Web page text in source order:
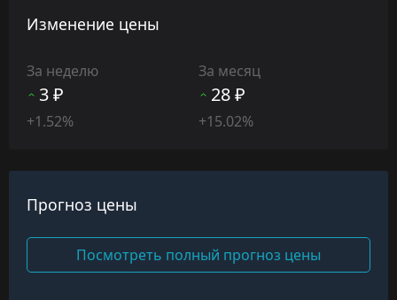
Изменение цены
За неделю
3 ₽
+1.52%
За месяц
28 ₽
+15.02%
Прогноз цены
Посмотреть полный прогноз цены